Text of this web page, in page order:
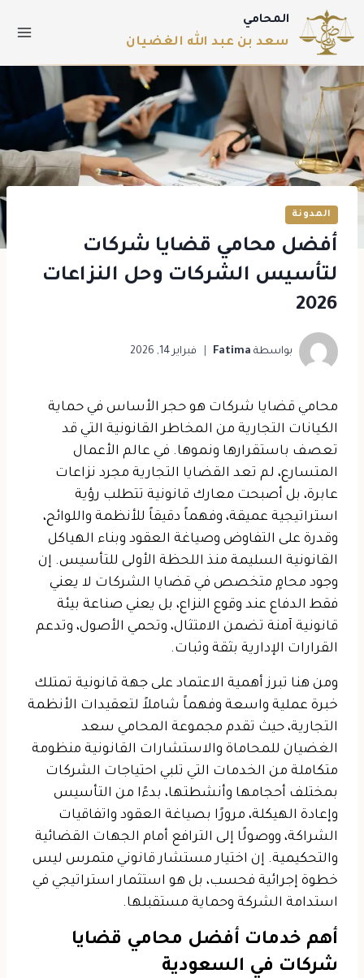
المحامي
سعد بن عبد الله الغضيان
المدونة
أفضل محامي قضايا شركات
لتأسيس الشركات وحل النزاعات
2026
بواسطة Fatima فبراير 14, 2026
محامي قضايا شركات هو حجر الأساس في حماية
الكيانات التجارية من المخاطر القانونية التي قد
تعصف باستقرارها ونموها. في عالم الأعمال
المتسارع، لم تعد القضايا التجارية مجرد نزاعات
عابرة، بل أصبحت معارك قانونية تتطلب رؤية
استراتيجية عميقة، وفهماً دقيقاً للأنظمة واللوائح،
وقدرة على التفاوض وصياغة العقود وبناء الهياكل
القانونية السليمة منذ اللحظة الأولى للتأسيس. إن
وجود محامٍ متخصص في قضايا الشركات لا يعني
فقط الدفاع عند وقوع النزاع، بل يعني صناعة بيئة
قانونية آمنة تضمن الامتثال، وتحمي الأصول، وتدعم
القرارات الإدارية بثقة وثبات.
ومن هنا تبرز أهمية الاعتماد على جهة قانونية تمتلك
خبرة عملية واسعة وفهماً شاملاً لتعقيدات الأنظمة
التجارية، حيث تقدم مجموعة المحامي سعد
الغضيان للمحاماة والاستشارات القانونية منظومة
متكاملة من الخدمات التي تلبي احتياجات الشركات
بمختلف أحجامها وأنشطتها، بدءًا من التأسيس
وإعادة الهيكلة، مرورًا بصياغة العقود واتفاقيات
الشراكة، ووصولًا إلى الترافع أمام الجهات القضائية
والتحكيمية. إن اختيار مستشار قانوني متمرس ليس
خطوة إجرائية فحسب، بل هو استثمار استراتيجي في
استدامة الشركة وحماية مستقبلها.
أهم خدمات أفضل محامي قضايا
شركات في السعودية